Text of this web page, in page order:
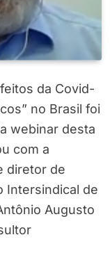
da Covid-
no Brasil foi
webinar desta
com a
diretor de
Intersindical de
Augusto